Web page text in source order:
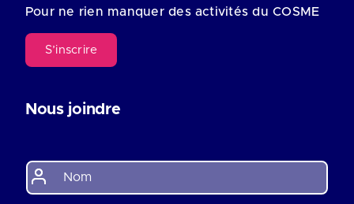
Pour ne rien manquer des activités du COSME
S’inscrire
Nous joindre
N
o
m